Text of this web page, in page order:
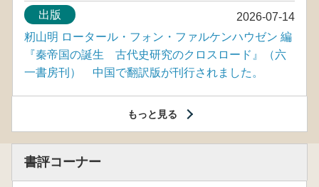
2026-07-14
出版
籾山明 ロータール・フォン・ファルケンハウゼン 編
『秦帝国の誕生 古代史研究のクロスロード』（六
一書房刊） 中国で翻訳版が刊行されました。
もっと見る
書評コーナー